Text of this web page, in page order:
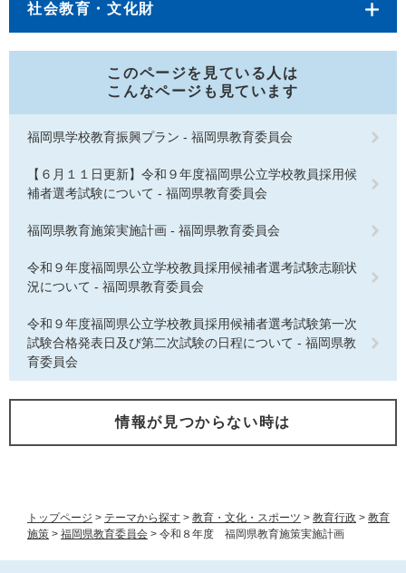
トップページ > テーマから探す > 教育・文化・スポーツ > 教育行政 > 教育
施策 > 福岡県教育委員会 > 令和８年度 福岡県教育施策実施計画
社会教育・文化財
このページを見ている人は
こんなページも見ています
福岡県学校教育振興プラン - 福岡県教育委員会
【６月１１日更新】令和９年度福岡県公立学校教員採用候
補者選考試験について - 福岡県教育委員会
福岡県教育施策実施計画 - 福岡県教育委員会
令和９年度福岡県公立学校教員採用候補者選考試験志願状
況について - 福岡県教育委員会
令和９年度福岡県公立学校教員採用候補者選考試験第一次
試験合格発表日及び第二次試験の日程について - 福岡県教
育委員会
情報が見つからない時は